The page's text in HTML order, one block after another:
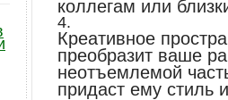
коллегам или
Креативное
преобразит ваше
неотъемлемой
придаст ему стиль